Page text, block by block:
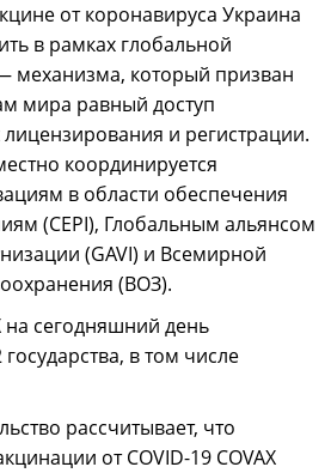
от коронавируса Украина
в рамках глобальной
механизма, который призван
мира равный доступ
и регистрации.
координируется
в области обеспечения
(CEPI), Глобальным альянсом
(GAVI) и Всемирной
(ВОЗ).
на сегодняшний день
в том числе
рассчитывает, что
от COVID-19 COVAX